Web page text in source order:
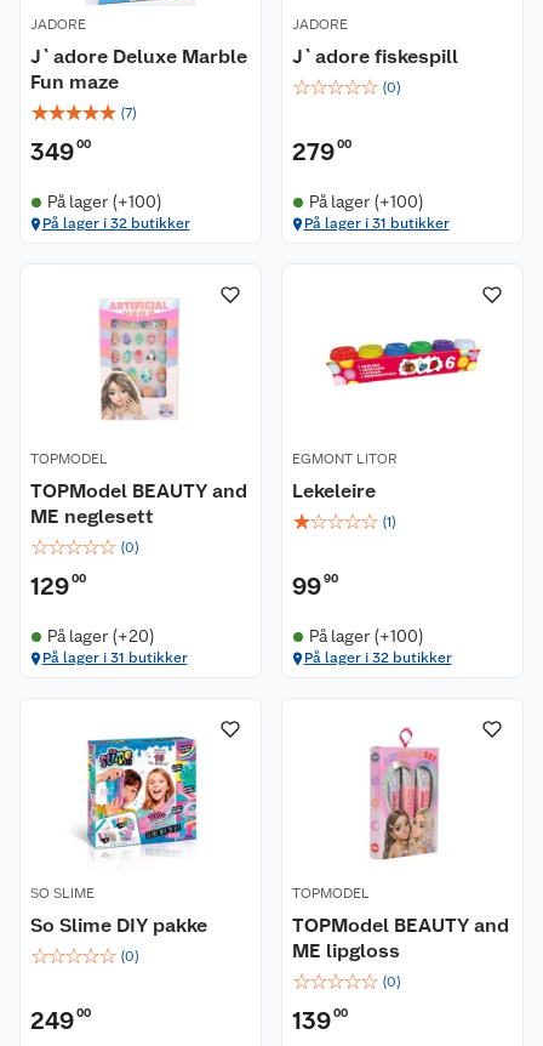
JADORE
J`adore Deluxe Marble
Fun maze
☆☆☆☆☆ (7)
34900
På lager (+100)
På lager i 32 butikker
JADORE
J`adore fiskespill
☆☆☆☆☆ (0)
27900
På lager (+100)
På lager i 31 butikker
TOPMODEL
TOPModel BEAUTY and
ME neglesett
☆☆☆☆☆ (0)
12900
På lager (+20)
På lager i 31 butikker
EGMONT LITOR
Lekeleire
☆☆☆☆☆ (1)
9990
På lager (+100)
På lager i 32 butikker
SO SLIME
So Slime DIY pakke
☆☆☆☆☆ (0)
24900
TOPMODEL
TOPModel BEAUTY and
ME lipgloss
☆☆☆☆☆ (0)
13900